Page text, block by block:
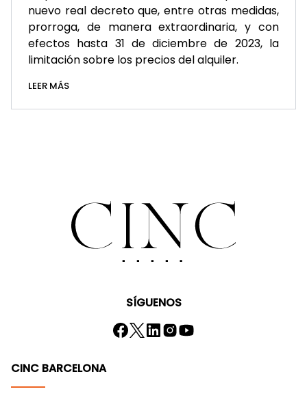
nuevo real decreto que, entre otras medidas,
prorroga, de manera extraordinaria, y con
efectos hasta 31 de diciembre de 2023, la
limitación sobre los precios del alquiler.
LEER MÁS
SÍGUENOS
CINC BARCELONA